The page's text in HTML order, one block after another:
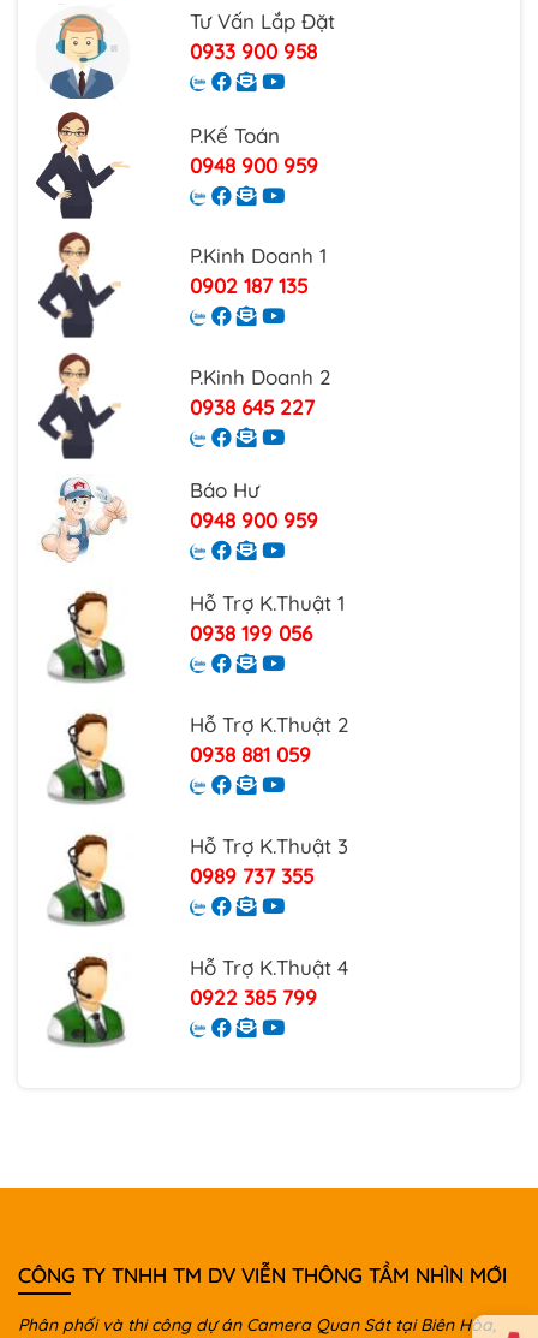
Tư Vấn Lắp Đặt
0933 900 958
P.Kế Toán
0948 900 959
P.Kinh Doanh 1
0902 187 135
P.Kinh Doanh 2
0938 645 227
Báo Hư
0948 900 959
Hỗ Trợ K.Thuật 1
0938 199 056
Hỗ Trợ K.Thuật 2
0938 881 059
Hỗ Trợ K.Thuật 3
0989 737 355
Hỗ Trợ K.Thuật 4
0922 385 799
CÔNG TY TNHH TM DV VIỄN THÔNG TẦM NHÌN MỚI
Phân phối và thi công dự án Camera Quan Sát tại Biên Hòa,